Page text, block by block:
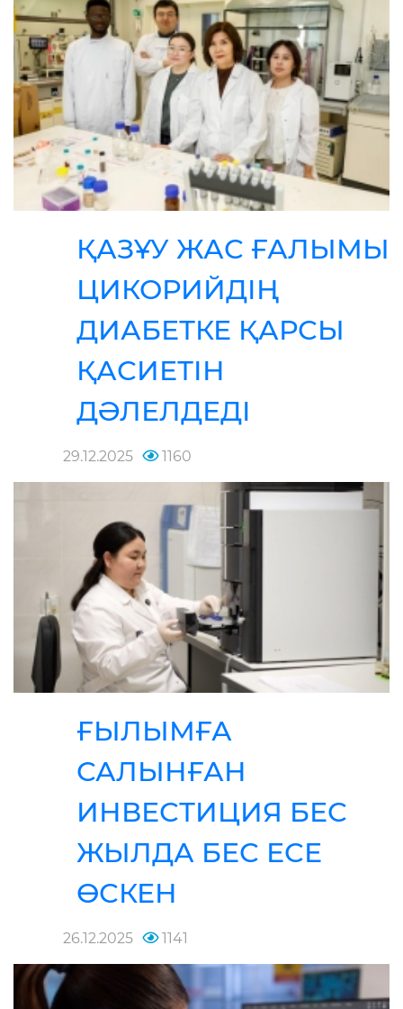
ҚАЗҰУ ЖАС ҒАЛЫМЫ
ЦИКОРИЙДІҢ
ДИАБЕТКЕ ҚАРСЫ
ҚАСИЕТІН
ДӘЛЕЛДЕДІ
29.12.2025 1160
ҒЫЛЫМҒА
САЛЫНҒАН
ИНВЕСТИЦИЯ БЕС
ЖЫЛДА БЕС ЕСЕ
ӨСКЕН
26.12.2025 1141